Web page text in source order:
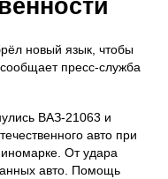
новый язык, чтобы
пресс‑служба
ВАЗ‑21063 и
авто при
От удара
авто. Помощь